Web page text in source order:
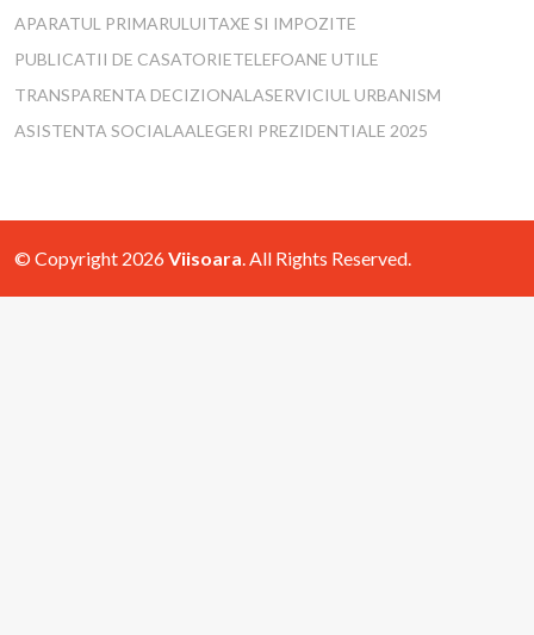
APARATUL PRIMARULUITAXE SI IMPOZITE
PUBLICATII DE CASATORIETELEFOANE UTILE
TRANSPARENTA DECIZIONALASERVICIUL URBANISM
ASISTENTA SOCIALAALEGERI PREZIDENTIALE 2025
© Copyright 2026Viisoara. All Rights Reserved.